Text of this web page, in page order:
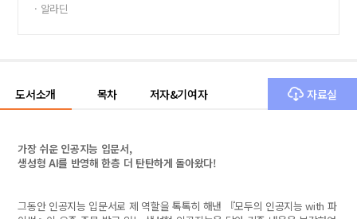
· 알라딘
도서소개 목차 저자&기여자 자료실
가장 쉬운 인공지능 입문서,
생성형 AI를 반영해 한층 더 탄탄하게 돌아왔다!
그동안 인공지능 입문서로 제 역할을 톡톡히 해낸 『모두의 인공지능 with 파